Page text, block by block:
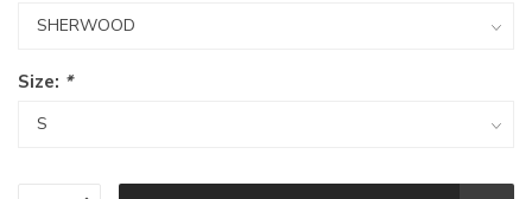
Size: *